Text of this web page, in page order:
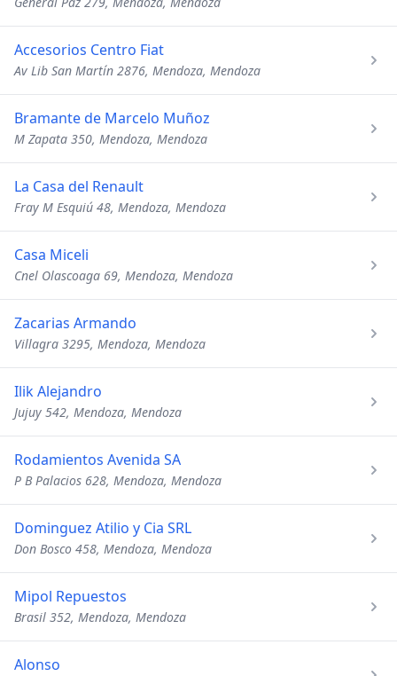
Accesorios Centro Fiat
Av Lib San Martín 2876, Mendoza, Mendoza
Bramante de Marcelo Muñoz
M Zapata 350, Mendoza, Mendoza
La Casa del Renault
Fray M Esquiú 48, Mendoza, Mendoza
Casa Miceli
Cnel Olascoaga 69, Mendoza, Mendoza
Zacarias Armando
Villagra 3295, Mendoza, Mendoza
Ilik Alejandro
Jujuy 542, Mendoza, Mendoza
Rodamientos Avenida SA
P B Palacios 628, Mendoza, Mendoza
Dominguez Atilio y Cia SRL
Don Bosco 458, Mendoza, Mendoza
Mipol Repuestos
Brasil 352, Mendoza, Mendoza
Alonso